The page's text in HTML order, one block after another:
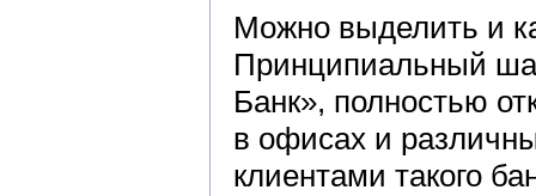
Можно выделить и
Принципиальный
Банк», полностью
в офисах и
клиентами такого